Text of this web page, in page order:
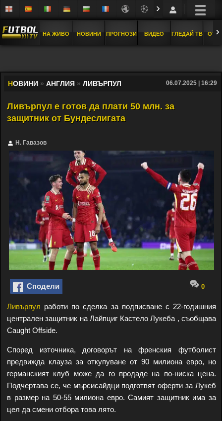
›
НА ЖИВО НОВИНИ ПРОГНОЗИ ВИДЕО ГЛЕДАЙ ТВ ›
НОВИНИ » АНГЛИЯ » ЛИВЪРПУЛ 06.07.2025 | 16:29
Ливърпул е готов да плати 50 млн. за
защитник от Бундеслигата
Н. Гавазов
Сподели 0
Ливърпул работи по сделка за подписване с 22-годишния
централен защитник на Лайпциг Кастело Лукеба , съобщава
Caught Offside.
Според източника, договорът на френския футболист
предвижда клауза за откупуване от 90 милиона евро, но
германският клуб може да го продаде на по-ниска цена.
Подчертава се, че мърсисайдци подготвят оферти за Лукеб
в размер на 50-55 милиона евро. Самият защитник има за
цел да смени отбора това лято.